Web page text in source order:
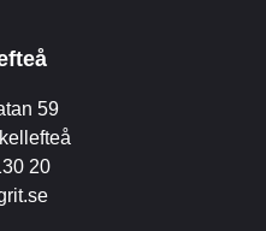
59
20